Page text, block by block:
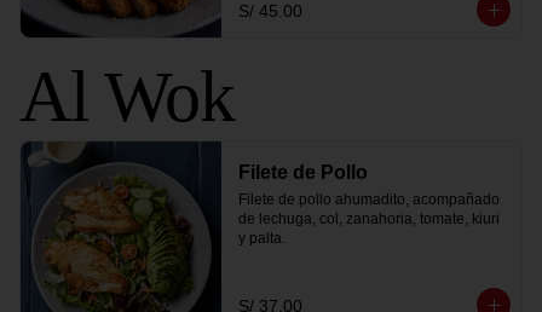
S/ 45.00
Al Wok
Filete de Pollo
Filete de pollo ahumadito, acompañado
de lechuga, col, zanahoria, tomate, kiuri
y palta.
S/ 37.00